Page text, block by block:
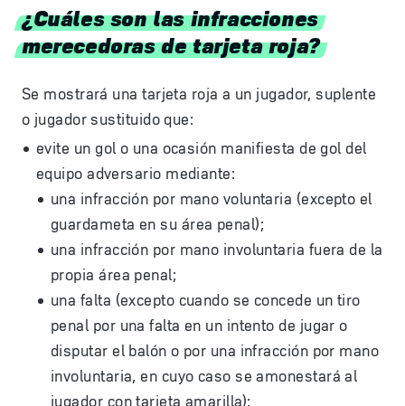
¿Cuáles son las infracciones
merecedoras de tarjeta roja?
Se mostrará una tarjeta roja a un jugador, suplente
o jugador sustituido que:
evite un gol o una ocasión manifiesta de gol del
equipo adversario mediante:
una infracción por mano voluntaria (excepto el
guardameta en su área penal);
una infracción por mano involuntaria fuera de la
propia área penal;
una falta (excepto cuando se concede un tiro
penal por una falta en un intento de jugar o
disputar el balón o por una infracción por mano
involuntaria, en cuyo caso se amonestará al
jugador con tarjeta amarilla);